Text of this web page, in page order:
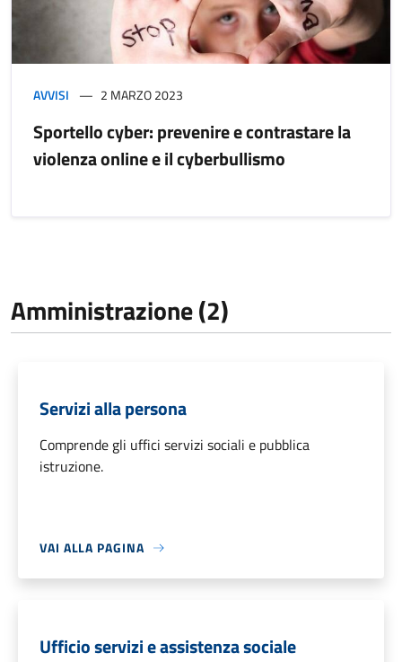
AVVISI 2 MARZO 2023
Sportello cyber: prevenire e contrastare la
violenza online e il cyberbullismo
Amministrazione (2)
Servizi alla persona
Comprende gli uffici servizi sociali e pubblica
istruzione.
VAI ALLA PAGINA
Ufficio servizi e assistenza sociale